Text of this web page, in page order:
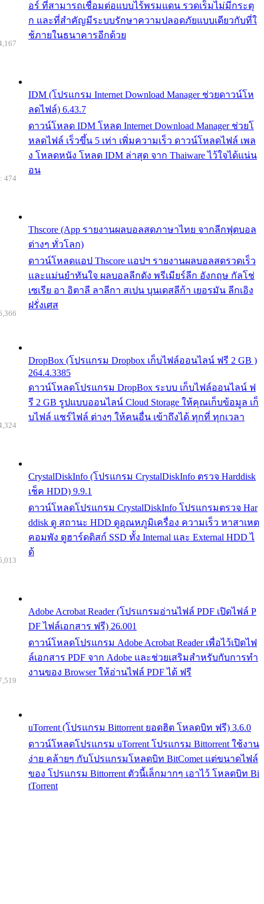
อร์ ที่สามารถเชื่อมต่อแบบไร้พรมแดน รวดเร็มไม่มีกระตุ
ก และที่สำคัญมีระบบรักษาความปลอดภัยแบบเดียวกับที่ใ
ช้ภายในธนาคารอีกด้วย
IDM (โปรแกรม Internet Download Manager ช่วยดาวน์โห
ลดไฟล์) 6.43.7
ดาวน์โหลด IDM โหลด Internet Download Manager ช่วยโ
หลดไฟล์ เร็วขึ้น 5 เท่า เพิ่มความเร็ว ดาวน์โหลดไฟล์ เพล
ง โหลดหนัง โหลด IDM ล่าสุด จาก Thaiware ไว้ใจได้แน่น
อน
Thscore (App รายงานผลบอลสดภาษาไทย จากลีกฟุตบอล
ต่างๆ ทั่วโลก)
ดาวน์โหลดแอป Thscore แอปฯ รายงานผลบอลสดรวดเร็ว
และแม่นยำทันใจ ผลบอลลีกดัง พรีเมียร์ลีก อังกฤษ กัลโช่
เซเรีย อา อิตาลี ลาลีกา สเปน บุนเดสลีก้า เยอรมัน ลีกเอิง
ฝรั่งเศส
474
DropBox (โปรแกรม Dropbox เก็บไฟล์ออนไลน์ ฟรี 2 GB )
264.4.3385
ดาวน์โหลดโปรแกรม DropBox ระบบ เก็บไฟล์ออนไลน์ ฟ
รี 2 GB รูปแบบออนไลน์ Cloud Storage ให้คุณเก็บข้อมูล เก็
บไฟล์ แชร์ไฟล์ ต่างๆ ให้คนอื่น เข้าถึงได้ ทุกที่ ทุกเวลา
CrystalDiskInfo (โปรแกรม CrystalDiskInfo ตรวจ Harddisk
เช็ค HDD) 9.9.1
ดาวน์โหลดโปรแกรม CrystalDiskInfo โปรแกรมตรวจ Har
ddisk ดู สถานะ HDD ดูอุณหภูมิเครื่อง ความเร็ว หาสาเหต
คอมพัง ดูฮาร์ดดิสก์ SSD ทั้ง Internal และ External HDD ไ
ด้
Adobe Acrobat Reader (โปรแกรมอ่านไฟล์ PDF เปิดไฟล์ P
DF ไฟล์เอกสาร ฟรี) 26.001
ดาวน์โหลดโปรแกรม Adobe Acrobat Reader เพื่อไว้เปิดไฟ
ล์เอกสาร PDF จาก Adobe และช่วยเสริมสำหรับกับการทำ
งานของ Browser ให้อ่านไฟล์ PDF ได้ ฟรี
uTorrent (โปรแกรม Bittorrent ยอดฮิต โหลดบิท ฟรี) 3.6.0
ดาวน์โหลดโปรแกรม uTorrent โปรแกรม Bittorrent ใช้งาน
ง่าย คล้ายๆ กับโปรแกรมโหลดบิท BitComet แต่ขนาดไฟล์
ของ โปรแกรม Bittorrent ตัวนี้เล็กมากๆ เอาไว้ โหลดบิท Bi
tTorrent